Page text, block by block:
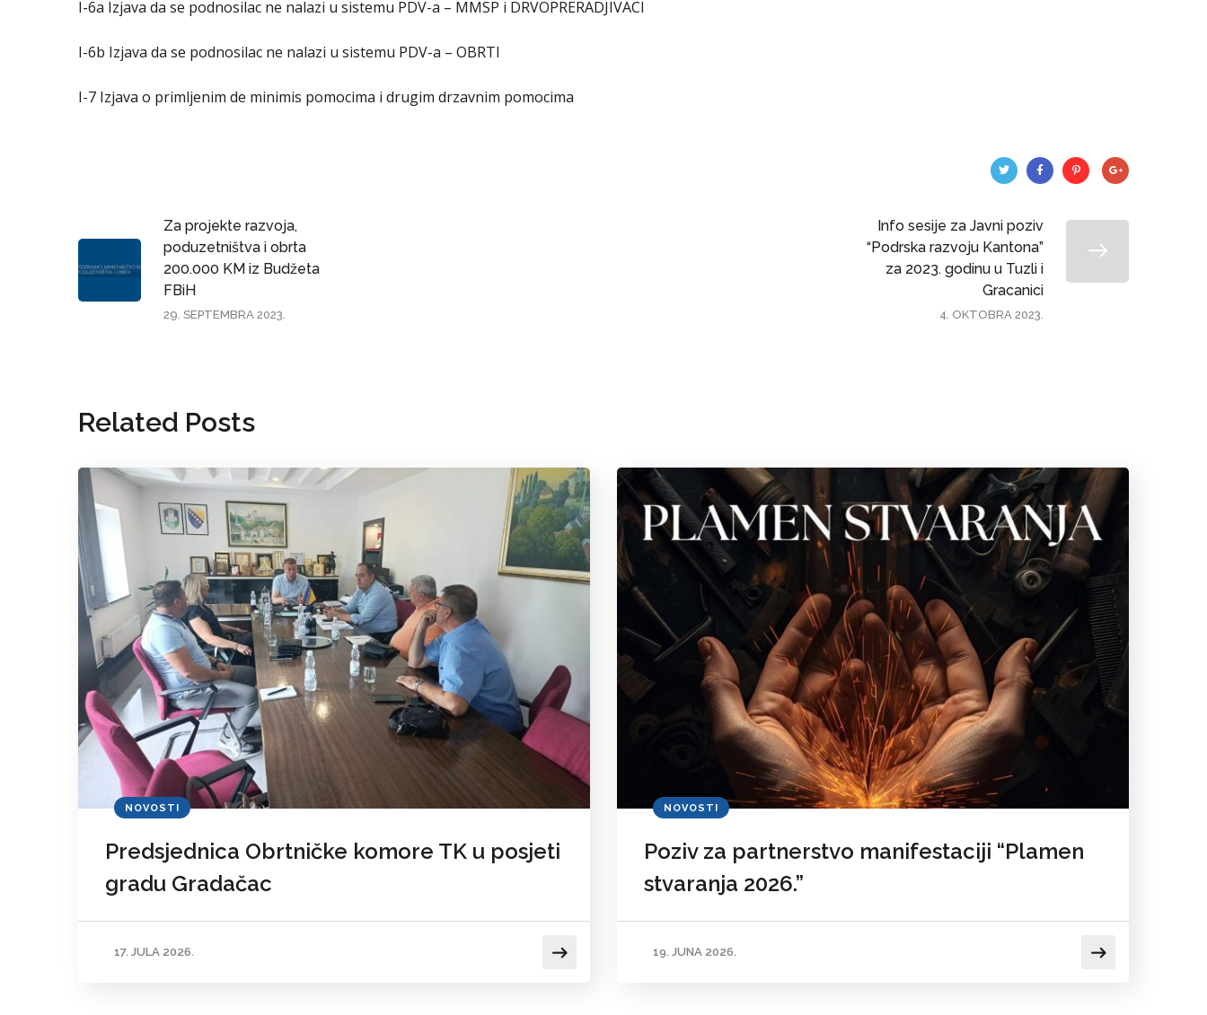
I-6a Izjava da se podnosilac ne nalazi u sistemu PDV-a – MMSP i DRVOPRERADJIVACI
I-6b Izjava da se podnosilac ne nalazi u sistemu PDV-a – OBRTI
I-7 Izjava o primljenim de minimis pomocima i drugim drzavnim pomocima
Za projekte razvoja,
poduzetništva i obrta
200.000 KM iz Budžeta
FBiH
29. SEPTEMBRA 2023.
Info sesije za Javni poziv
“Podrska razvoju Kantona”
za 2023. godinu u Tuzli i
Gracanici
4. OKTOBRA 2023.
Related Posts
NOVOSTI
Predsjednica Obrtničke komore TK u posjeti
gradu Gradačac
17. JULA 2026.
NOVOSTI
Poziv za partnerstvo manifestaciji “Plamen
stvaranja 2026.”
19. JUNA 2026.